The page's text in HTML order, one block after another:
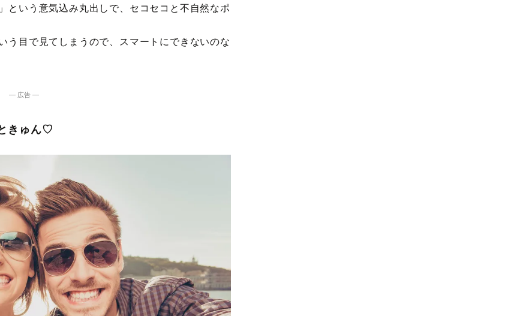
という意気込み丸出しで、セコセコと不自然なポ
目で見てしまうので、スマートにできないのな
― 広告 ―
きゅん♡